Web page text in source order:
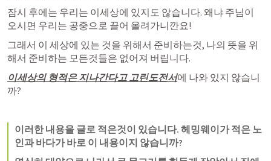
잠시 후에는 우리는 이세상에 있지도 않습니다. 왜냐 주님이
오시면 우리는 공중으로 끌어 올려가니깐요!
그래서 이 세상에 있는 것을 위해서 준비하는것, 나의 뜻을 위
해서 준비하는 모든것들은 없어져 버립니다.
이세상의 형적은 지나간다고 고린도전서에 나와 있지 않습니
까?
이러한 내용을 글로 적은것이 있습니다. 헤밍웨이가 적은 노
인과 바다가 바로 이 내용이지 않습니까?